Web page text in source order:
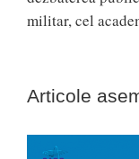
militar, cel
Articole